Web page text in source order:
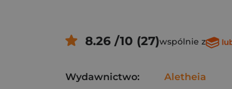
8.26 /10 (27)wspólnie z
Wydawnictwo: Aletheia